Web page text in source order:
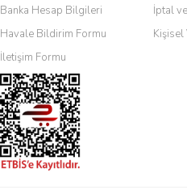
Ürün fiyatı diğer sitelerden
Bu ürüne benzer farklı
Banka Hesap Bilgileri
Havale Bildirim Formu
İletişim Formu
İptal
Kişisel